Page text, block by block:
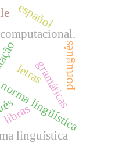
letrasgramáticas
lingüística
español
linguística
português
libras